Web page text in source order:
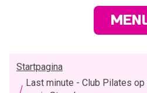
Startpagina
Last minute - Club Pilates